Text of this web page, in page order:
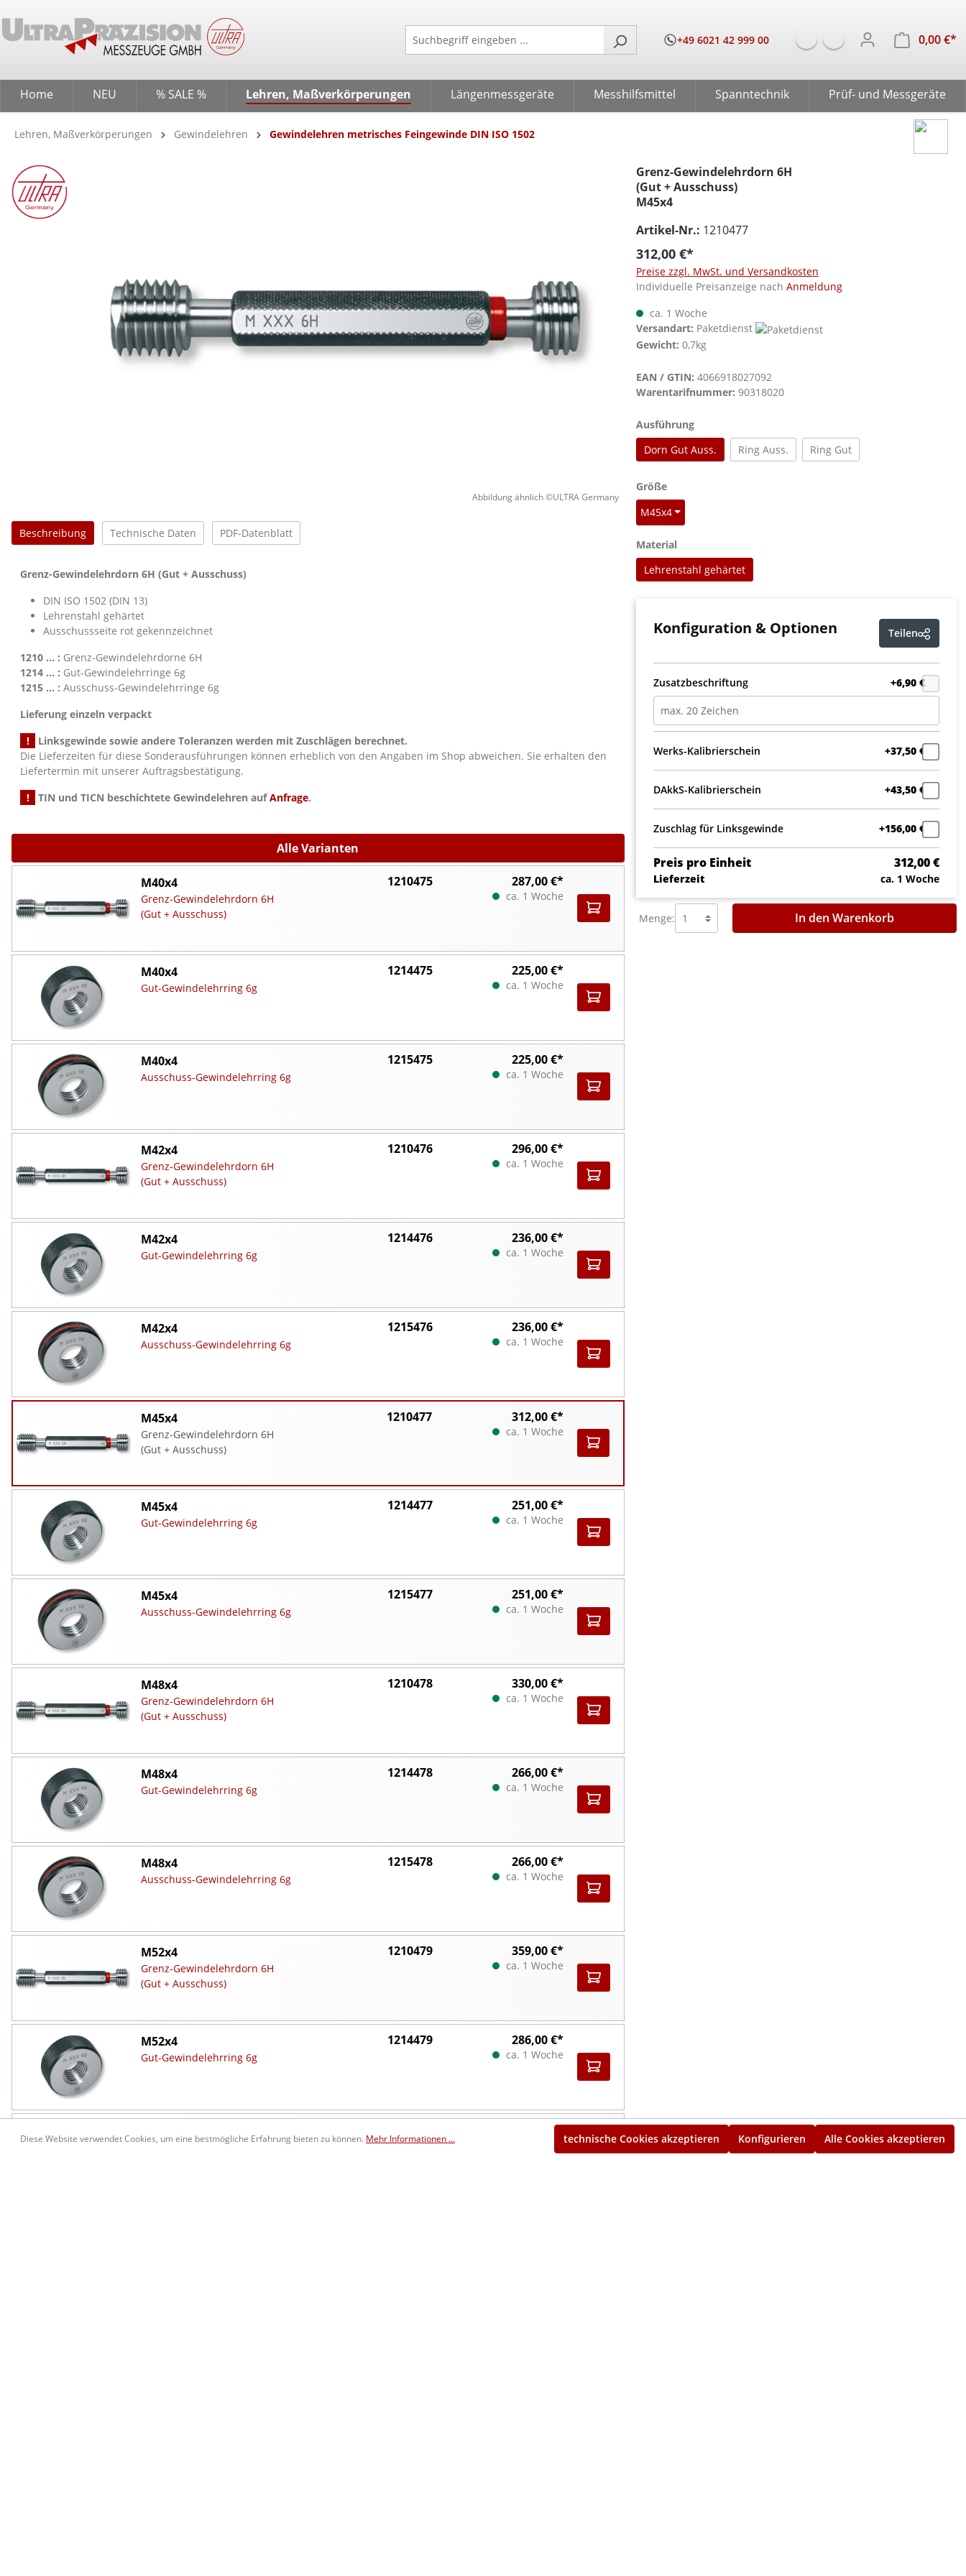
Zur Hauptnavigation springen
+49 6021 42 999 00
0,00 €*
Home NEU % SALE % Lehren, Maßverkörperungen Längenmessgeräte Messhilfsmittel Spanntechnik Prüf- und Messgeräte
Lehren, Maßverkörperungen Gewindelehren Gewindelehren metrisches Feingewinde DIN ISO 1502
Bildergalerie überspringen
Abbildung ähnlich ©ULTRA Germany
Beschreibung Technische Daten PDF-Datenblatt
Grenz-Gewindelehrdorn 6H (Gut + Ausschuss)
DIN ISO 1502 (DIN 13)
Lehrenstahl gehärtet
Ausschussseite rot gekennzeichnet
1210 ... : Grenz-Gewindelehrdorne 6H
1214 ... : Gut-Gewindelehrringe 6g
1215 ... : Ausschuss-Gewindelehrringe 6g
Lieferung einzeln verpackt
!
Linksgewinde sowie andere Toleranzen werden mit Zuschlägen berechnet.
Die Lieferzeiten für diese Sonderausführungen können erheblich von den Angaben im Shop abweichen. Sie erhalten den
Liefertermin mit unserer Auftragsbestätigung.
!
TIN und TICN beschichtete Gewindelehren aufAnfrage.
Grenz-Gewindelehrdorn 6H
(Gut + Ausschuss)
M45x4
Artikel-Nr.: 1210477
312,00 €*
Preise zzgl. MwSt. und Versandkosten
Individuelle Preisanzeige nach Anmeldung
ca. 1 Woche
Versandart: Paketdienst
Gewicht: 0,7kg
EAN / GTIN: 4066918027092
Warentarifnummer: 90318020
Ausführungauswählen
Dorn Gut Auss.
Ring Auss. Ring Gut
Größeauswählen
M45x4
Materialauswählen
Lehrenstahl gehärtet
Konfiguration & Optionen Teilen
Zusatzbeschriftung +6,90 €
Werks-Kalibrierschein +37,50 €
DAkkS-Kalibrierschein +43,50 €
Zuschlag für Linksgewinde +156,00 €
Preis pro Einheit 312,00 €
Lieferzeit ca. 1 Woche
Menge: In den Warenkorb
Alle Varianten
M40x4
Grenz-Gewindelehrdorn 6H
(Gut + Ausschuss)
1210475 287,00 €*
ca. 1 Woche
M40x4
Gut-Gewindelehrring 6g
1214475 225,00 €*
ca. 1 Woche
M40x4
Ausschuss-Gewindelehrring 6g
1215475 225,00 €*
ca. 1 Woche
M42x4
Grenz-Gewindelehrdorn 6H
(Gut + Ausschuss)
1210476 296,00 €*
ca. 1 Woche
M42x4
Gut-Gewindelehrring 6g
1214476 236,00 €*
ca. 1 Woche
M42x4
Ausschuss-Gewindelehrring 6g
1215476 236,00 €*
ca. 1 Woche
M45x4
Grenz-Gewindelehrdorn 6H
(Gut + Ausschuss)
1210477 312,00 €*
ca. 1 Woche
M45x4
Gut-Gewindelehrring 6g
1214477 251,00 €*
ca. 1 Woche
M45x4
Ausschuss-Gewindelehrring 6g
1215477 251,00 €*
ca. 1 Woche
M48x4
Grenz-Gewindelehrdorn 6H
(Gut + Ausschuss)
1210478 330,00 €*
ca. 1 Woche
M48x4
Gut-Gewindelehrring 6g
1214478 266,00 €*
ca. 1 Woche
M48x4
Ausschuss-Gewindelehrring 6g
1215478 266,00 €*
ca. 1 Woche
M52x4
Grenz-Gewindelehrdorn 6H
(Gut + Ausschuss)
1210479 359,00 €*
ca. 1 Woche
M52x4
Gut-Gewindelehrring 6g
1214479 286,00 €*
ca. 1 Woche
Ausschuss-Gewindelehrring 6g
286,00 €*
Diese Website verwendet Cookies, um eine bestmögliche Erfahrung bieten zu können. Mehr Informationen ... technische Cookies akzeptieren Konfigurieren Alle Cookies akzeptieren